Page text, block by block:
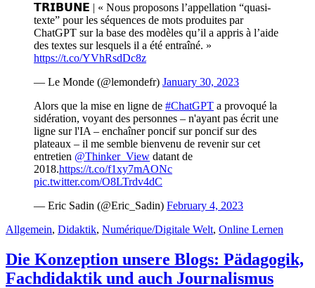
𝗧𝗥𝗜𝗕𝗨𝗡𝗘 | « Nous proposons l’appellation “quasi-
texte” pour les séquences de mots produites par
ChatGPT sur la base des modèles qu’il a appris à l’aide
des textes sur lesquels il a été entraîné. »
https://t.co/YVhRsdDc8z
— Le Monde (@lemondefr) January 30, 2023
Alors que la mise en ligne de #ChatGPT a provoqué la
sidération, voyant des personnes – n'ayant pas écrit une
ligne sur l'IA – enchaîner poncif sur poncif sur des
plateaux – il me semble bienvenu de revenir sur cet
entretien @Thinker_View datant de
2018.https://t.co/f1xy7mAONc
pic.twitter.com/O8LTrdv4dC
— Eric Sadin (@Eric_Sadin) February 4, 2023
Allgemein, Didaktik, Numérique/Digitale Welt, Online Lernen
Die Konzeption unsere Blogs: Pädagogik,
Fachdidaktik und auch Journalismus